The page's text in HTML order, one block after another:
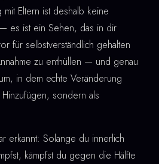
Eltern ist deshalb keine
es ist ein Sehen, das in dir
für selbstverständlich gehalten
zu enthüllen — und genau
in dem echte Veränderung
sondern als
erkannt: Solange du innerlich
kämpfst du gegen die Hälfte